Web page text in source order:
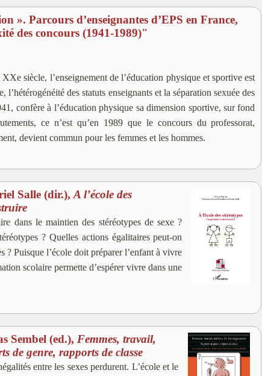
». Parcours d’enseignantes d’EPS en France,
des concours (1941-1989)"
siècle, l’enseignement de l’éducation physique et sportive est
des statuts enseignants et la séparation sexuée des
confère à l’éducation physique sa dimension sportive, sur fond
ce n’est qu’en 1989 que le concours du professorat,
devient commun pour les femmes et les hommes.
Salle (dir.), A l’école des
dans le maintien des stéréotypes de sexe ?
? Quelles actions égalitaires peut-on
? Puisque l’école doit préparer l’enfant à vivre
scolaire permette d’espérer vivre dans une
Sembel (ed.), Femmes, travail,
de genre, rapports de classe
entre les sexes perdurent. L’école et le